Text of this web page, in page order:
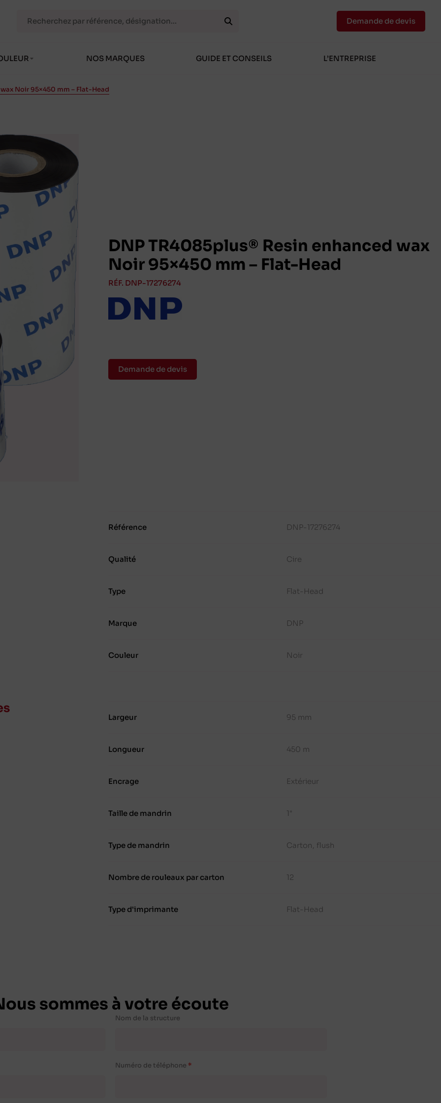
NOS MARQUES GUIDE ET CONSEILS L’ENTREPRISE
Demande de devis
Noir 95×450 mm – Flat-Head
DNP TR4085plus® Resin enhanced wax
Noir 95×450 mm – Flat-Head
RÉF. DNP-17276274
Demande de devis
Référence DNP-17276274
Qualité Cire
Type Flat-Head
Marque DNP
Couleur Noir
Largeur 95 mm
Longueur 450 m
Encrage Extérieur
Taille de mandrin 1"
Type de mandrin Carton, flush
Nombre de rouleaux par carton 12
Type d'imprimante Flat-Head
sommes à votre écoute
Nom de la structure
Numéro de téléphone